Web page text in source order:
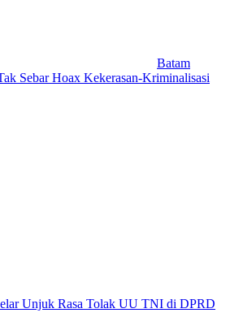
Batam
Sebar Hoax Kekerasan-Kriminalisasi
Unjuk Rasa Tolak UU TNI di DPRD